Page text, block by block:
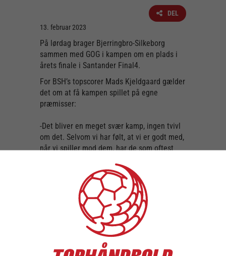
DEL
13. februar 2023
På lørdag brager Bjerringbro-Silkeborg
sammen med GOG i kampen om en plads i
årets finale i Santander Final4.
For BSH’s topscorer Mads Kjeldgaard gælder
det om at få kampen spillet på egne
præmisser:
-Det bliver en meget svær kamp, ingen tvivl
om det. Selvom vi har følt, at vi er godt med,
når vi spiller mod dem, har de som oftest
De kampe vi har spillet mod dem i år, har
været med alt for mange mål, så vi skal have
spillet over på vores præmisser og få styr på
vores defensiv og på de store profiler, de
render rundt med. Så vi skal meget gerne
holde dem på under 30 mål og få bedre fat
defensivt, så de bogstaveligt talt ikke løber
fra os. Ikke forstået sådan at vi skal dræbe